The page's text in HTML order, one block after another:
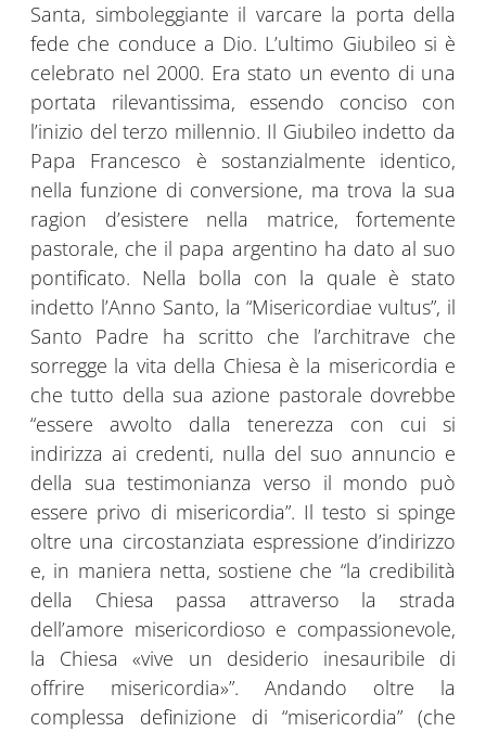
Santa, simboleggiante il varcare la porta della
fede che conduce a Dio. L’ultimo Giubileo si è
celebrato nel 2000. Era stato un evento di una
portata rilevantissima, essendo conciso con
l’inizio del terzo millennio. Il Giubileo indetto da
Papa Francesco è sostanzialmente identico,
nella funzione di conversione, ma trova la sua
ragion d’esistere nella matrice, fortemente
pastorale, che il papa argentino ha dato al suo
pontificato. Nella bolla con la quale è stato
indetto l’Anno Santo, la “Misericordiae vultus”, il
Santo Padre ha scritto che l’architrave che
sorregge la vita della Chiesa è la misericordia e
che tutto della sua azione pastorale dovrebbe
“essere avvolto dalla tenerezza con cui si
indirizza ai credenti, nulla del suo annuncio e
della sua testimonianza verso il mondo può
essere privo di misericordia”. Il testo si spinge
oltre una circostanziata espressione d’indirizzo
e, in maniera netta, sostiene che “la credibilità
della Chiesa passa attraverso la strada
dell’amore misericordioso e compassionevole,
la Chiesa «vive un desiderio inesauribile di
offrire misericordia»”. Andando oltre la
complessa definizione di “misericordia” (che